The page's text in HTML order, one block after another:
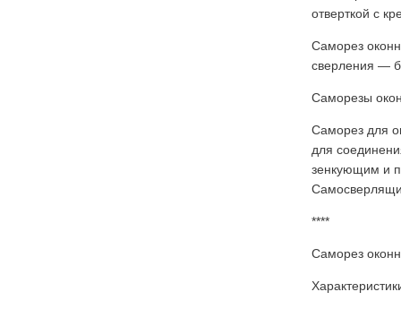
отверткой с
Саморез
сверления —
Саморезы
Саморез для
для
зенкующим и
****
Саморез